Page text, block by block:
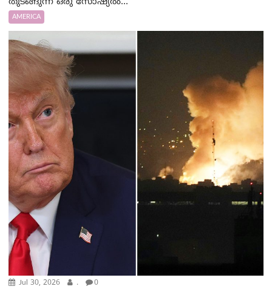
തുടങ്ങുന്ന ഒരു സോഷ്യൽ...
AMERICA
Jul 30, 2026 . 0